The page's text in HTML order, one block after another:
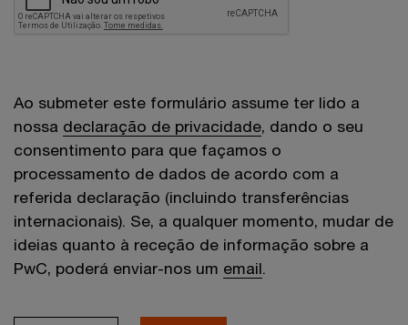
Ao submeter este formulário assume ter lido a
nossa declaração de privacidade, dando o seu
consentimento para que façamos o
processamento de dados de acordo com a
referida declaração (incluindo transferências
internacionais). Se, a qualquer momento, mudar de
ideias quanto à receção de informação sobre a
PwC, poderá enviar-nos um email.